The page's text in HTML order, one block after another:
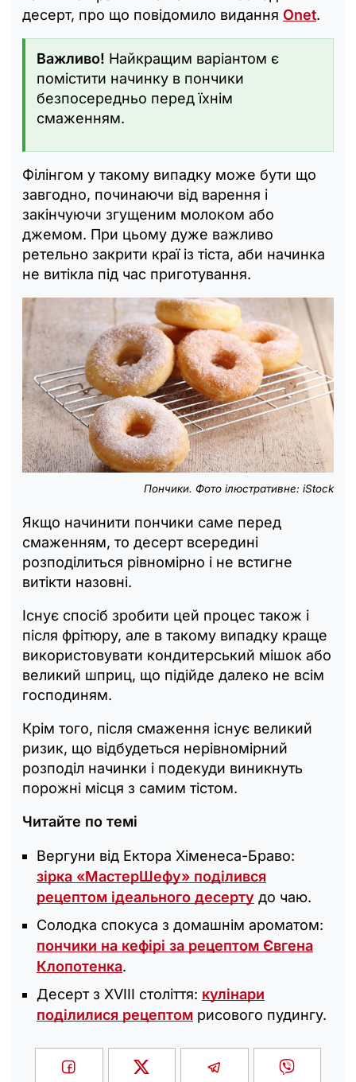
десерт, про що повідомило видання Onet.
Важливо! Найкращим варіантом є
помістити начинку в пончики
безпосередньо перед їхнім
смаженням.
Філінгом у такому випадку може бути що
завгодно, починаючи від варення і
закінчуючи згущеним молоком або
джемом. При цьому дуже важливо
ретельно закрити краї із тіста, аби начинка
не витікла під час приготування.
Пончики. Фото ілюстративне: iStock
Якщо начинити пончики саме перед
смаженням, то десерт всередині
розподілиться рівномірно і не встигне
витікти назовні.
Існує спосіб зробити цей процес також і
після фрітюру, але в такому випадку краще
використовувати кондитерський мішок або
великий шприц, що підійде далеко не всім
господиням.
Крім того, після смаження існує великий
ризик, що відбудеться нерівномірний
розподіл начинки і подекуди виникнуть
порожні місця з самим тістом.
Читайте по темі
Вергуни від Ектора Хіменеса-Браво:
зірка «МастерШефу» поділився
рецептом ідеального десерту до чаю.
Солодка спокуса з домашнім ароматом:
пончики на кефірі за рецептом Євгена
Клопотенка.
Десерт з XVIII століття: кулінари
поділилися рецептом рисового пудингу.